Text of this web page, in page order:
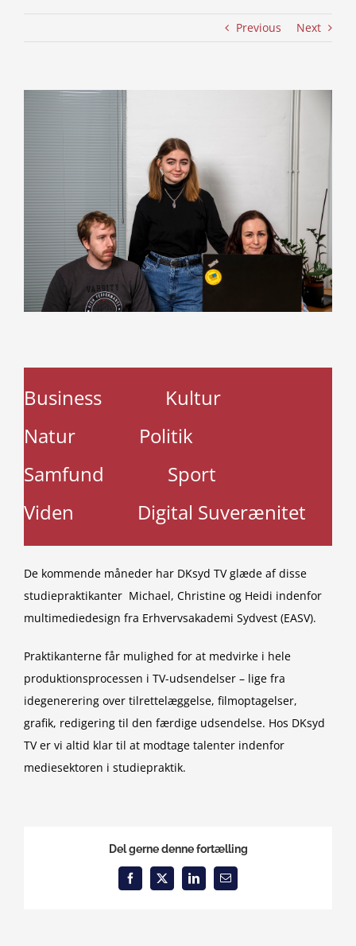
Previous Next
Business
Kultur
Natur
Politik
Samfund
Sport
Viden
Digital Suverænitet
De kommende måneder har DKsyd TV glæde af disse
studiepraktikanter Michael, Christine og Heidi indenfor
multimediedesign fra Erhvervsakademi Sydvest (EASV).
Praktikanterne får mulighed for at medvirke i hele
produktionsprocessen i TV-udsendelser – lige fra
idegenerering over tilrettelæggelse, filmoptagelser,
grafik, redigering til den færdige udsendelse. Hos DKsyd
TV er vi altid klar til at modtage talenter indenfor
mediesektoren i studiepraktik.
Del gerne denne fortælling
Facebook
X LinkedInEmail